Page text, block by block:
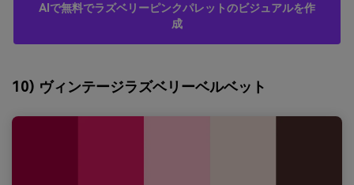
AIで無料でラズベリーピンクパレットのビジュアルを作
成
10) ヴィンテージラズベリーベルベット